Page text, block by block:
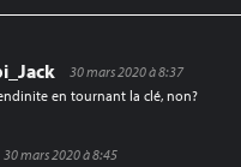
30 mars 2020 à 8:37
en tournant la clé, non?
30 mars 2020 à 8:45